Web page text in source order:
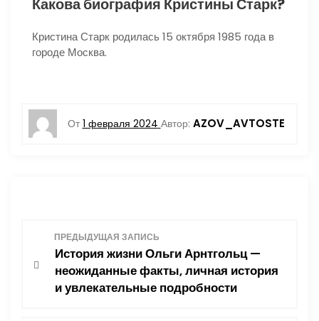
Какова биография Кристины Старк?
Кристина Старк родилась 15 октября 1985 года в
городе Москва.
От 1 февраля 2024 Автор: AZOV_AVTOSTE
ПРЕДЫДУЩАЯ ЗАПИСЬ
История жизни Ольги Арнтгольц —
неожиданные факты, личная история
и увлекательные подробности